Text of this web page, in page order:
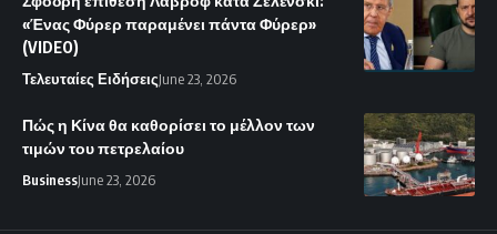
«Ένας Φύρερ παραμένει πάντα Φύρερ»
(VIDEO)
Τελευταίες ΕιδήσειςJune 23, 2026
Πώς η Κίνα θα καθορίσει το μέλλον των
τιμών του πετρελαίου
BusinessJune 23, 2026